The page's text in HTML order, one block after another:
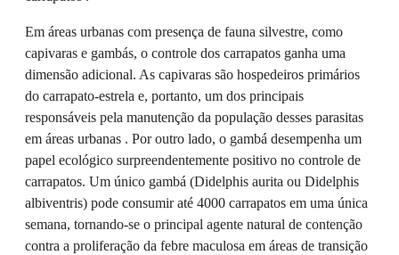
Em áreas urbanas com presença de fauna silvestre, como
capivaras e gambás, o controle dos carrapatos ganha uma
dimensão adicional. As capivaras são hospedeiros primários
do carrapato-estrela e, portanto, um dos principais
responsáveis pela manutenção da população desses parasitas
em áreas urbanas . Por outro lado, o gambá desempenha um
papel ecológico surpreendentemente positivo no controle de
carrapatos. Um único gambá (Didelphis aurita ou Didelphis
albiventris) pode consumir até 4000 carrapatos em uma única
semana, tornando-se o principal agente natural de contenção
contra a proliferação da febre maculosa em áreas de transição